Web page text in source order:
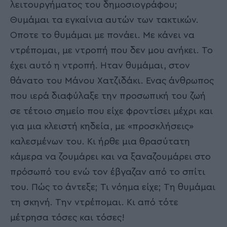
λειτουργήματος του δημοσιογράφου;
Θυμάμαι τα εγκαίνια αυτών των τακτικών.
Οποτε το θυμάμαι με πονάει. Με κάνει να
ντρέπομαι, με ντροπή που δεν μου ανήκει. Το
έχει αυτό η ντροπή. Ηταν θυμάμαι, στον
θάνατο του Μάνου Χατζιδάκι. Ενας άνθρωπος
που ιερά διαφύλαξε την προσωπική του ζωή
σε τέτοιο σημείο που είχε φροντίσει μέχρι και
για μια κλειστή κηδεία, με «προσκλήσεις»
καλεσμένων του. Κι ήρθε μια θρασύτατη
κάμερα να ζουμάρει και να ξαναζουμάρει στο
πρόσωπό του ενώ τον έβγαζαν από το σπίτι
του. Πώς το άντεξε; Τι νόημα είχε; Τη θυμάμαι
τη σκηνή. Την ντρέπομαι. Κι από τότε
μέτρησα τόσες και τόσες!